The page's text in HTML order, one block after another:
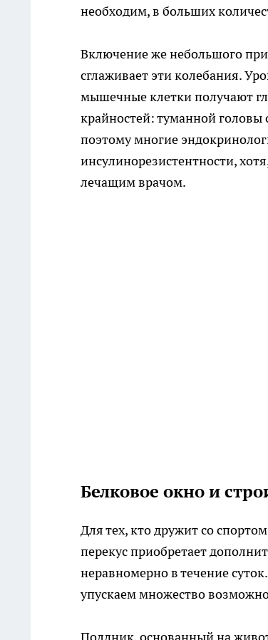
необходим, в больших
Включение же небольшого
сглаживает эти колебания.
мышечные клетки получают
крайностей: туманной головы
поэтому многие
инсулинорезистентности,
лечащим врачом.
Белковое окно и
Для тех, кто дружит со
перекус приобретает
неравномерно в течение
упускаем множество